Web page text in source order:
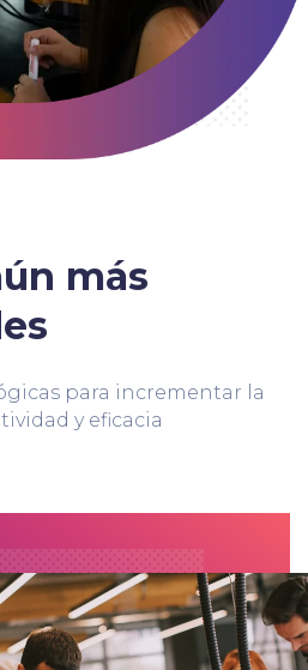
más
para incrementar la
y eficacia